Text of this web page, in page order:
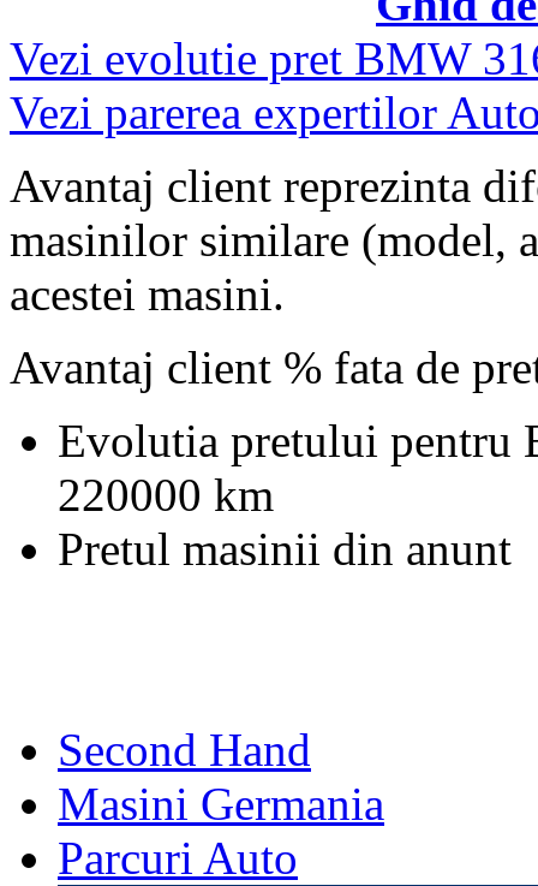
Vezi evolutie pret BMW
Vezi parerea expertilor
Avantaj client reprezinta
masinilor similare (model,
acestei masini.
Avantaj client % fata de
Evolutia pretului pentru
220000 km
Pretul masinii din anunt
Second Hand
Masini Germania
Parcuri Auto